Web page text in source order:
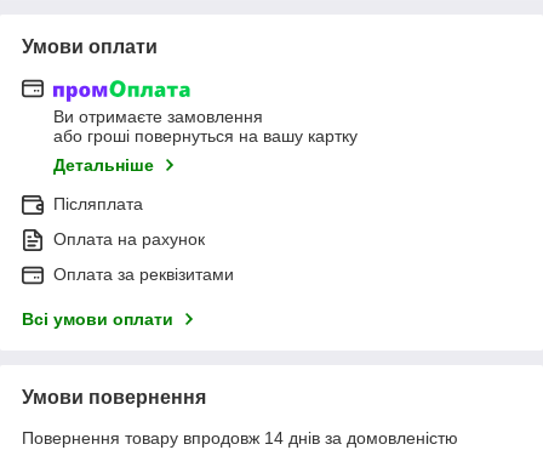
Умови оплати
Ви отримаєте замовлення
або гроші повернуться на вашу картку
Детальніше
Післяплата
Оплата на рахунок
Оплата за реквізитами
Всі умови оплати
Умови повернення
Повернення товару впродовж 14 днів за домовленістю